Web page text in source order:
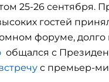
25-26 сентября.
гостей
форуме, долго
общался с
с премьер-